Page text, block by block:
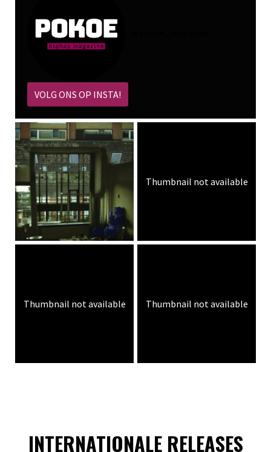
VOLG ONS OP INSTA!
Thumbnail not available
Thumbnail not available Thumbnail not available
INTERNATIONALE RELEASES